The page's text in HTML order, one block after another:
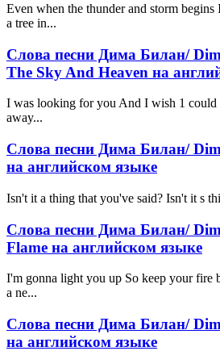
Even when the thunder and storm
a tree in...
Слова песни Дима Билан/
The Sky And Heaven на
I was looking for you And I wish 1 could
away...
Слова песни Дима Билан/
на английском языке
Isn't it a thing that you've said? Isn't it s
Слова песни Дима Билан/
Flame на английском языке
I'm gonna light you up So keep your fire
a ne...
Слова песни Дима Билан/
на английском языке